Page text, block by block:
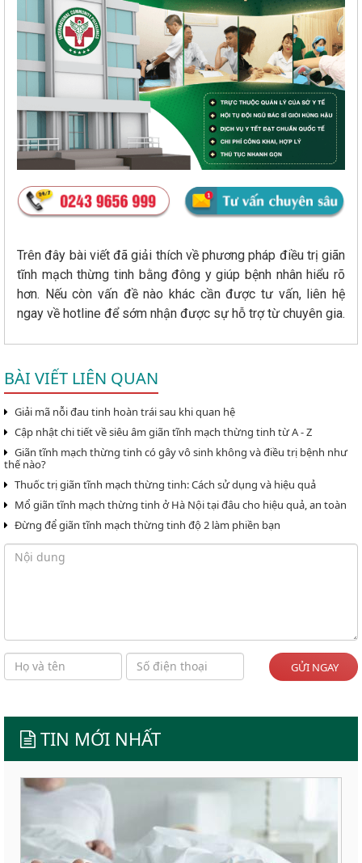
Trên đây bài viết đã giải thích về phương pháp điều trị giãn
tĩnh mạch thừng tinh bằng đông y giúp bệnh nhân hiểu rõ
hơn. Nếu còn vấn đề nào khác cần được tư vấn, liên hệ
ngay về hotline để sớm nhận được sự hỗ trợ từ chuyên gia.
BÀI VIẾT LIÊN QUAN
Giải mã nỗi đau tinh hoàn trái sau khi quan hệ
Cập nhật chi tiết về siêu âm giãn tĩnh mạch thừng tinh từ A - Z
Giãn tĩnh mạch thừng tinh có gây vô sinh không và điều trị bệnh như
thế nào?
Thuốc trị giãn tĩnh mạch thừng tinh: Cách sử dụng và hiệu quả
Mổ giãn tĩnh mạch thừng tinh ở Hà Nội tại đâu cho hiệu quả, an toàn
Đừng để giãn tĩnh mạch thừng tinh độ 2 làm phiền bạn
GỬI NGAY
TIN MỚI NHẤT